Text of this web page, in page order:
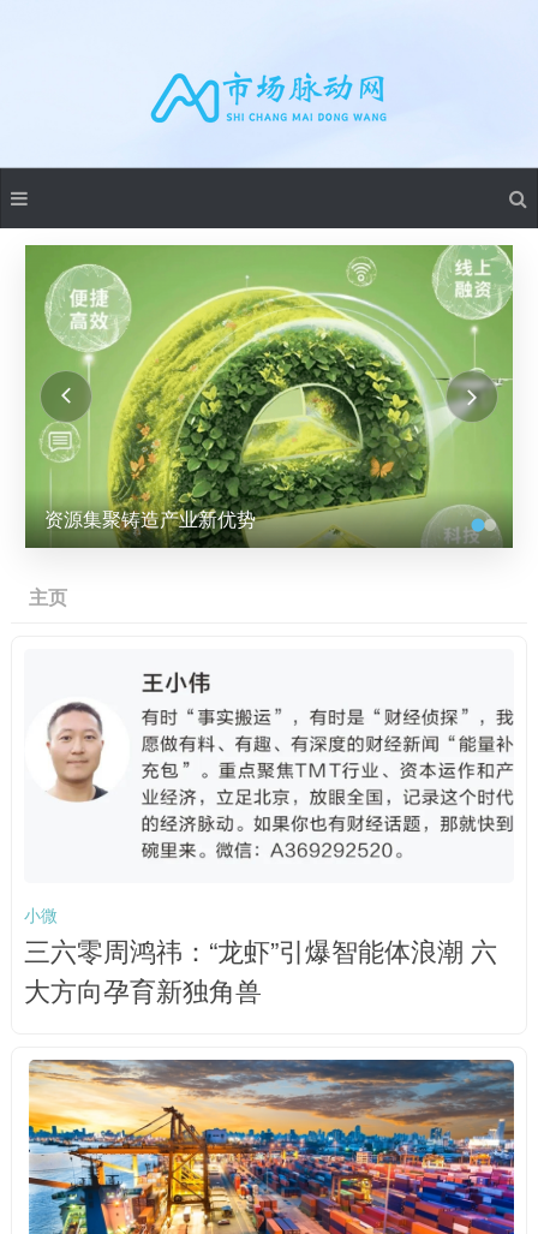
资源集聚铸造产业新优势
主页
小微
三六零周鸿祎：“龙虾”引爆智能体浪潮 六
大方向孕育新独角兽